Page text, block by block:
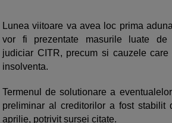
Lunea viitoare va avea loc prima
vor fi prezentate masurile luate de
judiciar CITR, precum si cauzele
insolventa.
Termenul de solutionare a
preliminar al creditorilor a fost stabilit
aprilie, potrivit sursei citate.